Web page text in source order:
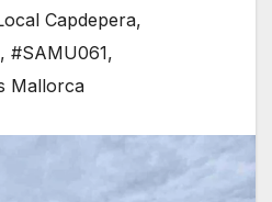
Capdepera,
, #SAMU061,
Mallorca